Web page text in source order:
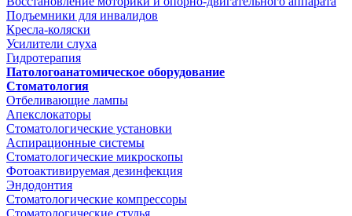
Подъемники для инвалидов
Кресла-коляски
Усилители слуха
Гидротерапия
Патологоанатомическое оборудование
Стоматология
Отбеливающие лампы
Апекслокаторы
Стоматологические установки
Аспирационные системы
Стоматологические микроскопы
Фотоактивируемая дезинфекция
Эндодонтия
Стоматологические компрессоры
Стоматологические стулья